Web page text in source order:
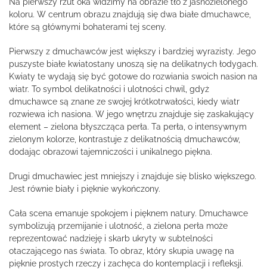
koloru. W centrum obrazu znajdują się dwa białe dmuchawce,
które są głównymi bohaterami tej sceny.
Pierwszy z dmuchawców jest większy i bardziej wyrazisty. Jego
puszyste białe kwiatostany unoszą się na delikatnych łodygach.
Kwiaty te wydają się być gotowe do rozwiania swoich nasion na
wiatr. To symbol delikatności i ulotności chwil, gdyż
dmuchawce są znane ze swojej krótkotrwałości, kiedy wiatr
rozwiewa ich nasiona. W jego wnętrzu znajduje się zaskakujący
element – zielona błyszcząca perła. Ta perła, o intensywnym
zielonym kolorze, kontrastuje z delikatnością dmuchawców,
dodając obrazowi tajemniczości i unikalnego piękna.
Drugi dmuchawiec jest mniejszy i znajduje się blisko większego.
Jest równie biały i pięknie wykończony.
Cała scena emanuje spokojem i pięknem natury. Dmuchawce
symbolizują przemijanie i ulotność, a zielona perła może
reprezentować nadzieję i skarb ukryty w subtelności
otaczającego nas świata. To obraz, który skupia uwagę na
pięknie prostych rzeczy i zachęca do kontemplacji i refleksji.